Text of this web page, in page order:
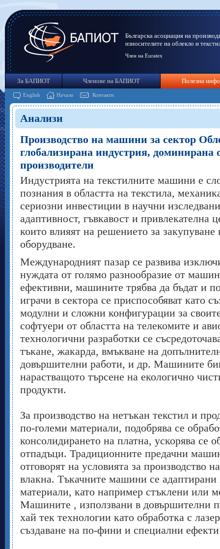
Българска асоциация на
износителите на облекло и
Член на Euratex
За БАПИОТ Членове на БАПИОТ Полезна
English Начало Контакти
Анализи
Производство на машини за сектор
глобализирана индустрия, доминирана
производители
Индустрията на текстилните машини е
познания в областта на текстила,
сериозни инвестиции в научни
адаптивност, гъвкавост и привлекателна
които влияят на решението за закупуване
оборудване.
Международният пазар се развива
нуждата от голямо разнообразие от
ефективни, машините трябва да бъдат и
играчи в сектора се приспособяват като
модулни и сложни конфигурации за
софтуери от областта на телекомите и
технологични разработки се
тъкане, жакарда, вмъкване на
довършителни работи, и др. Машините
нарастващото търсене на екологично
продукти.
За производство на нетъкан текстил и
по-големи материали, подобрява се
консолидирането на платна, ускорява се
отпадъци. Традиционните предачни
отговорят на условията за производство
влакна. Тъкачните машини се
материали, като например стъклени или
Машините , използвани в довършителни
хай тек технологии като обработка с
създаване на по-фини и специални